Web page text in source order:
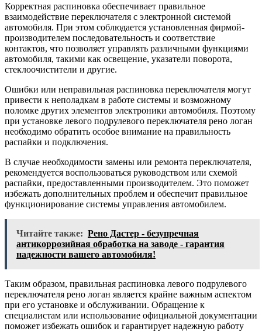
Корректная распиновка обеспечивает правильное
взаимодействие переключателя с электронной системой
автомобиля. При этом соблюдается установленная фирмой-
производителем последовательность и соответствие
контактов, что позволяет управлять различными функциями
автомобиля, такими как освещение, указатели поворота,
стеклоочистители и другие.
Ошибки или неправильная распиновка переключателя могут
привести к неполадкам в работе системы и возможному
поломке других элементов электроники автомобиля. Поэтому
при установке левого подрулевого переключателя рено логан
необходимо обратить особое внимание на правильность
распайки и подключения.
В случае необходимости замены или ремонта переключателя,
рекомендуется воспользоваться руководством или схемой
распайки, предоставленными производителем. Это поможет
избежать дополнительных проблем и обеспечит правильное
функционирование системы управления автомобилем.
Читайте также: Рено Дастер - безупречная
антикоррозийная обработка на заводе - гарантия
надежности вашего автомобиля!
Таким образом, правильная распиновка левого подрулевого
переключателя рено логан является крайне важным аспектом
при его установке и обслуживании. Обращение к
специалистам или использование официальной документации
поможет избежать ошибок и гарантирует надежную работу